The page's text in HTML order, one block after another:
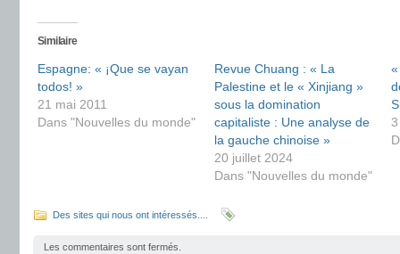
Similaire
Espagne: « ¡Que se vayan
todos! »
21 mai 2011
Dans "Nouvelles du monde"
Revue Chuang : « La
Palestine et le « Xinjiang »
sous la domination
capitaliste : Une analyse de
la gauche chinoise »
20 juillet 2024
Dans "Nouvelles du monde"
«
Des sites qui nous ont intéressés....
Les commentaires sont fermés.